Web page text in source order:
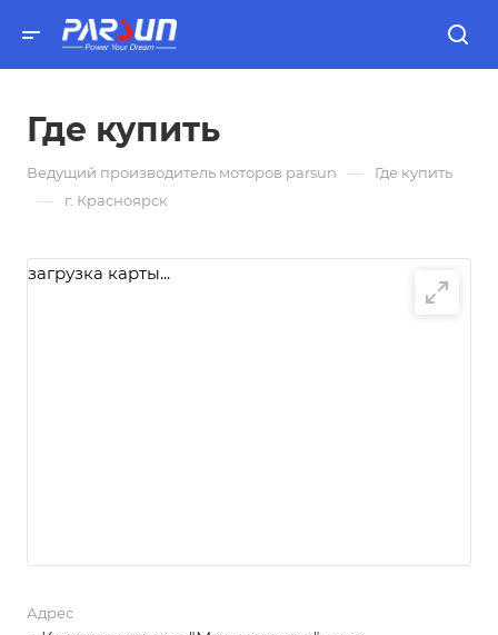
Где купить
Ведущий производитель моторов parsun — Где купить
— г. Красноярск
Адрес
загрузка карты...